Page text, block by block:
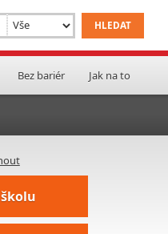
Bez bariér Jak na to